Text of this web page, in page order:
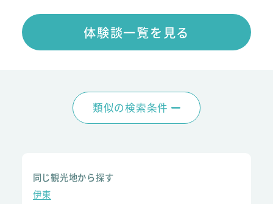
体験談一覧を見る
類似の検索条件
同じ観光地から探す
伊東